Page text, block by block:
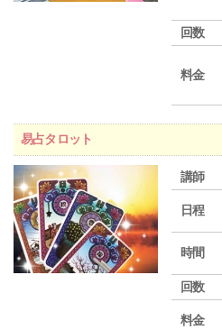
回数
料金
易占タロット
講師
日程
時間
回数
料金